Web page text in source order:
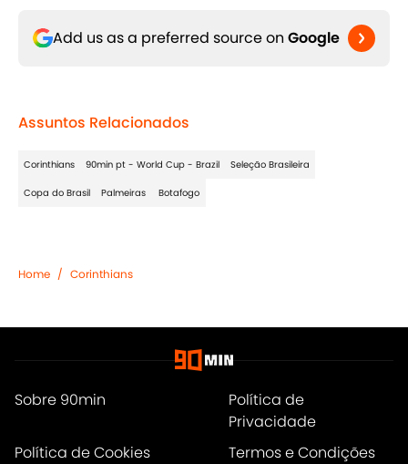
Add us as a preferred source on Google
Assuntos Relacionados
Corinthians 90min pt - World Cup - Brazil Seleção Brasileira
Copa do Brasil Palmeiras Botafogo
Home / Corinthians
Sobre 90min
Política de
Privacidade
Política de Cookies
Termos e Condições